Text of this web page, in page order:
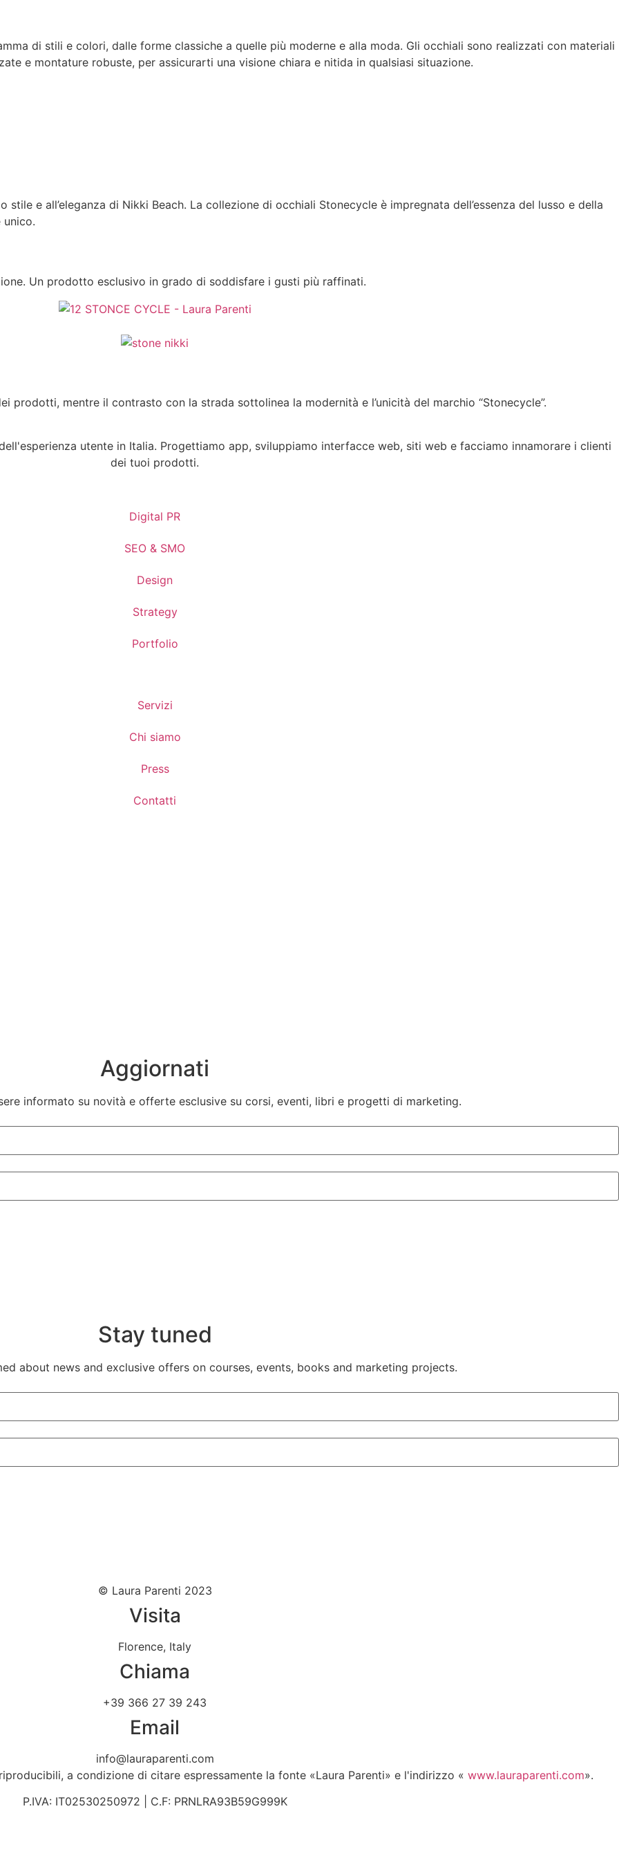
di stili e colori, dalle forme classiche a quelle più moderne e alla moda. Gli occhiali sono realizzati con materiali
e montature robuste, per assicurarti una visione chiara e nitida in qualsiasi situazione.
e all’eleganza di Nikki Beach. La collezione di occhiali Stonecycle è impregnata dell’essenza del lusso e della
Un prodotto esclusivo in grado di soddisfare i gusti più raffinati.
mentre il contrasto con la strada sottolinea la modernità e l’unicità del marchio “Stonecycle”.
utente in Italia. Progettiamo app, sviluppiamo interfacce web, siti web e facciamo innamorare i clienti
dei tuoi prodotti.
Digital PR
SEO & SMO
Design
Strategy
Portfolio
Servizi
Chi siamo
Press
Contatti
Aggiornati
informato su novità e offerte esclusive su corsi, eventi, libri e progetti di marketing.
Stay tuned
about news and exclusive offers on courses, events, books and marketing projects.
© Laura Parenti 2023
Visita
Florence, Italy
Chiama
+39 366 27 39 243
Email
info@lauraparenti.com
a condizione di citare espressamente la fonte «Laura Parenti» e l'indirizzo « www.lauraparenti.com».
P.IVA: IT02530250972 | C.F: PRNLRA93B59G999K